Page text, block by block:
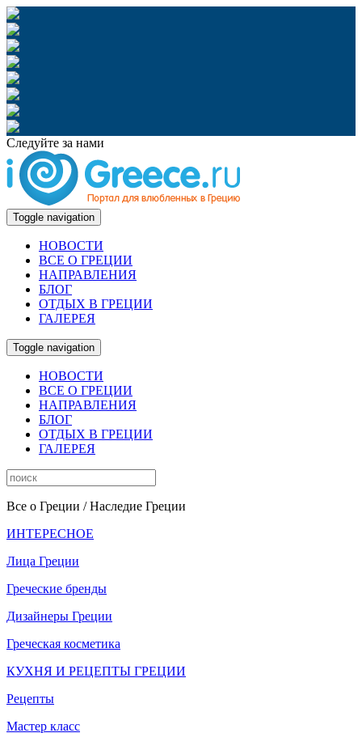
Следуйте за нами
Toggle navigation
НОВОСТИ
ВСЕ О ГРЕЦИИ
НАПРАВЛЕНИЯ
БЛОГ
ОТДЫХ В ГРЕЦИИ
ГАЛЕРЕЯ
Toggle navigation
НОВОСТИ
ВСЕ О ГРЕЦИИ
НАПРАВЛЕНИЯ
БЛОГ
ОТДЫХ В ГРЕЦИИ
ГАЛЕРЕЯ
Все о Греции / Наследие Греции
ИНТЕРЕСНОЕ
Лица Греции
Греческие бренды
Дизайнеры Греции
Греческая косметика
КУХНЯ И РЕЦЕПТЫ ГРЕЦИИ
Рецепты
Мастер класс